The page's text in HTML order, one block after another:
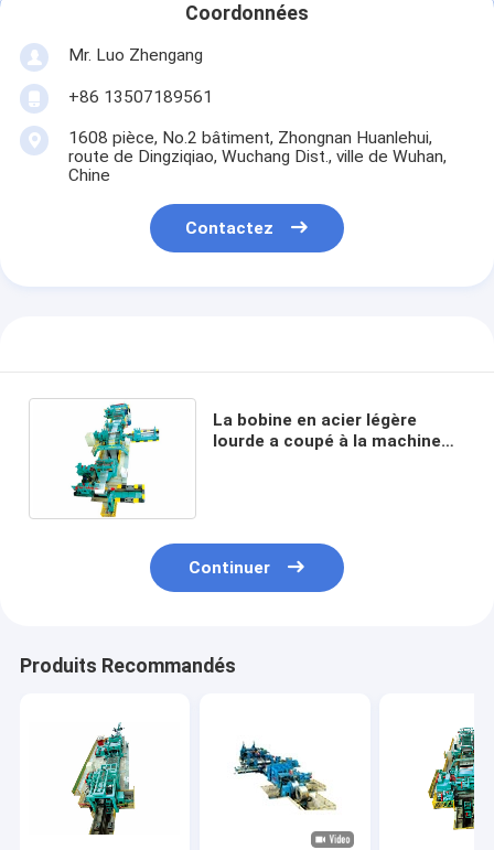
Coordonnées
Mr. Luo Zhengang
+86 13507189561
1608 pièce, No.2 bâtiment, Zhongnan Huanlehui,
route de Dingziqiao, Wuchang Dist., ville de Wuhan,
Chine
Contactez
La bobine en acier légère
lourde a coupé à la machine
Continuer
Produits Recommandés